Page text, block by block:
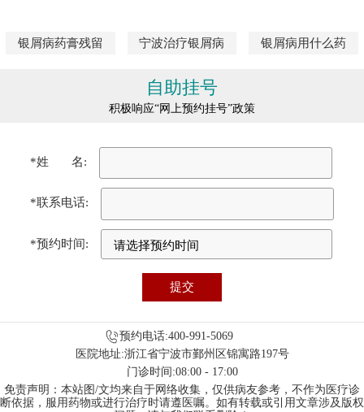
银屑病药膏残留 宁波治疗银屑病 银屑病用什么药
自助挂号
积极响应“网上预约挂号”政策
*姓 名:
*联系电话:
*预约时间:
预约电话:400-991-5069
医院地址:浙江省宁波市鄞州区锦寓路197号
门诊时间:08:00 - 17:00
免责声明：本站图/文均来自于网络收集，仅供病友参考，不作为医疗诊
断依据，服用药物或进行治疗时请遵医嘱。如有转载或引用文章涉及版权